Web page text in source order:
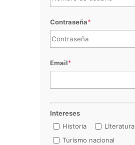
Contraseña*
Email*
Intereses
Historia
LIteratura
Turismo nacional